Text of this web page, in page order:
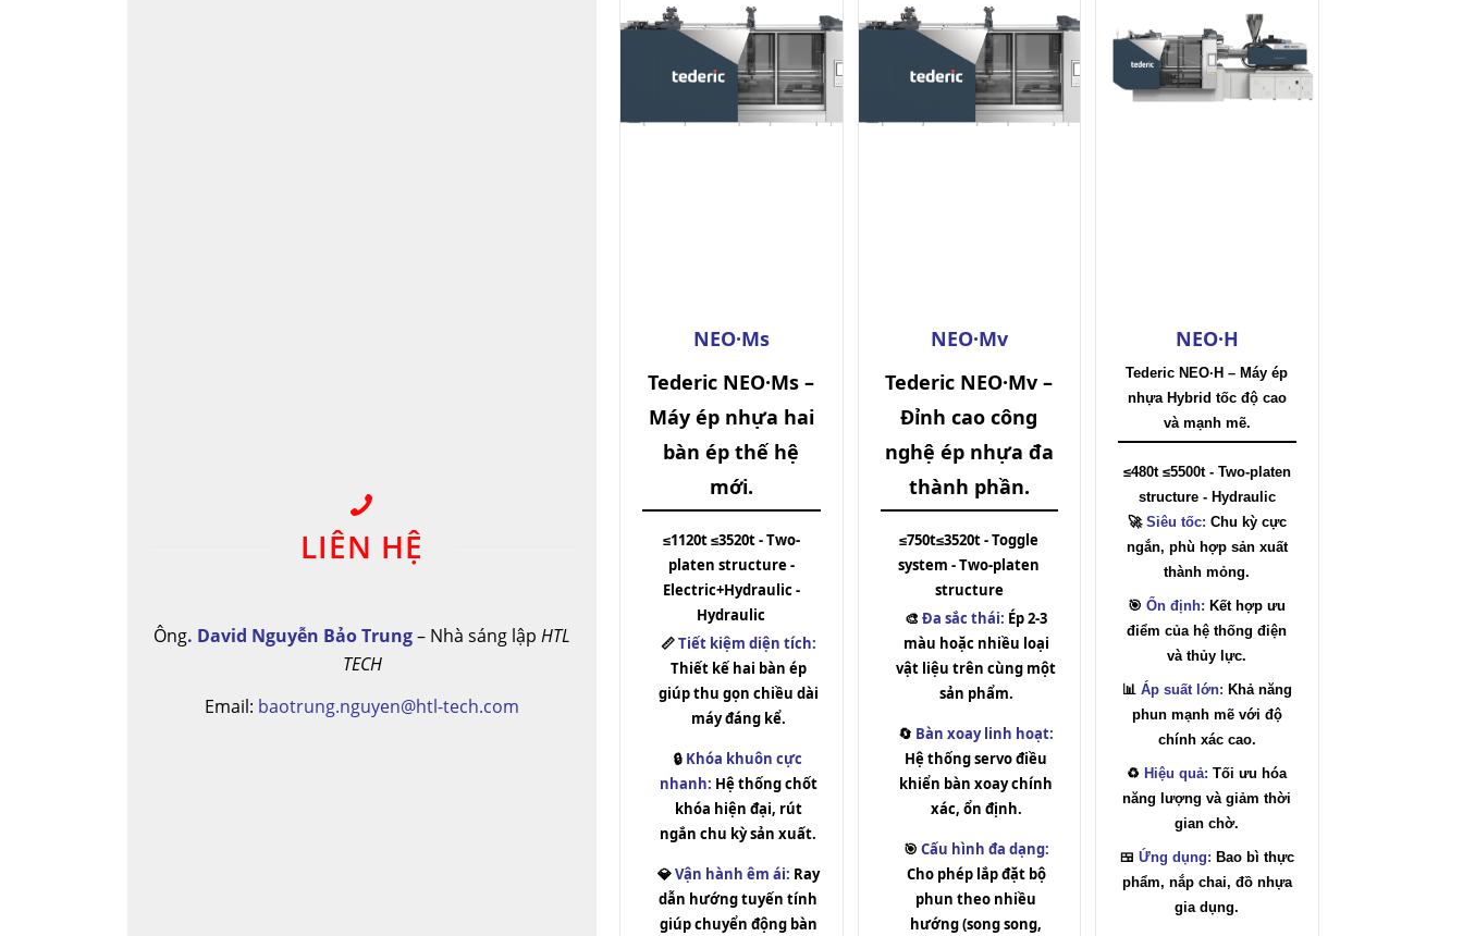
LIÊN HỆ
Ông. David Nguyễn Bảo Trung– Nhà sáng lập HTL
TECH
Email: baotrung.nguyen@htl-tech.com
NEO·Ms
Tederic NEO·Ms –
Máy ép nhựa hai
bàn ép thế hệ
mới.
≤1120t ≤3520t - Two-
platen structure -
Electric+Hydraulic -
Hydraulic
📏Tiết kiệm diện tích:
Thiết kế hai bàn ép
giúp thu gọn chiều dài
máy đáng kể.
🔒 Khóa khuôn cực
nhanh: Hệ thống chốt
khóa hiện đại, rút
ngắn chu kỳ sản xuất.
💎Vận hành êm ái: Ray
dẫn hướng tuyến tính
giúp chuyển động bàn
NEO·Mv
Tederic NEO·Mv –
Đỉnh cao công
nghệ ép nhựa đa
thành phần.
≤750t≤3520t - Toggle
system - Two-platen
structure
🎨Đa sắc thái: Ép 2-3
màu hoặc nhiều loại
vật liệu trên cùng một
sản phẩm.
🔄 Bàn xoay linh hoạt:
Hệ thống servo điều
khiển bàn xoay chính
xác, ổn định.
🎯 Cấu hình đa dạng:
Cho phép lắp đặt bộ
phun theo nhiều
hướng (song song,
NEO·H
Tederic NEO·H – Máy ép
nhựa Hybrid tốc độ cao
và mạnh mẽ.
≤480t ≤5500t - Two-platen
structure - Hydraulic
🚀 Siêu tốc: Chu kỳ cực
ngắn, phù hợp sản xuất
thành mỏng.
🎯Ổn định: Kết hợp ưu
điểm của hệ thống điện
và thủy lực.
📊 Áp suất lớn: Khả năng
phun mạnh mẽ với độ
chính xác cao.
♻️ Hiệu quả: Tối ưu hóa
năng lượng và giảm thời
gian chờ.
🍱 Ứng dụng: Bao bì thực
phẩm, nắp chai, đồ nhựa
gia dụng.